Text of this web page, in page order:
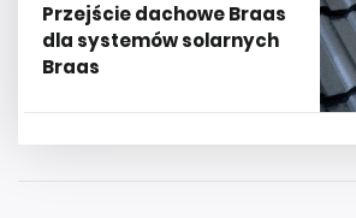
Przejście dachowe Braas
dla systemów solarnych
Braas